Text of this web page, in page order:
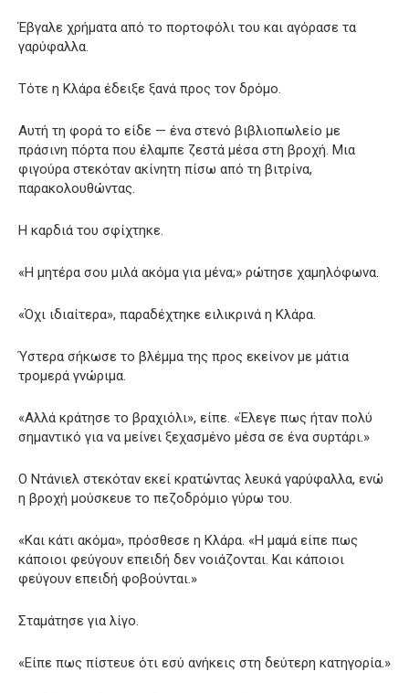
Έβγαλε χρήματα από το πορτοφόλι του και αγόρασε τα
γαρύφαλλα.
Τότε η Κλάρα έδειξε ξανά προς τον δρόμο.
Αυτή τη φορά το είδε — ένα στενό βιβλιοπωλείο με
πράσινη πόρτα που έλαμπε ζεστά μέσα στη βροχή. Μια
φιγούρα στεκόταν ακίνητη πίσω από τη βιτρίνα,
παρακολουθώντας.
Η καρδιά του σφίχτηκε.
«Η μητέρα σου μιλά ακόμα για μένα;» ρώτησε χαμηλόφωνα.
«Όχι ιδιαίτερα», παραδέχτηκε ειλικρινά η Κλάρα.
Ύστερα σήκωσε το βλέμμα της προς εκείνον με μάτια
τρομερά γνώριμα.
«Αλλά κράτησε το βραχιόλι», είπε. «Έλεγε πως ήταν πολύ
σημαντικό για να μείνει ξεχασμένο μέσα σε ένα συρτάρι.»
Ο Ντάνιελ στεκόταν εκεί κρατώντας λευκά γαρύφαλλα, ενώ
η βροχή μούσκευε το πεζοδρόμιο γύρω του.
«Και κάτι ακόμα», πρόσθεσε η Κλάρα. «Η μαμά είπε πως
κάποιοι φεύγουν επειδή δεν νοιάζονται. Και κάποιοι
φεύγουν επειδή φοβούνται.»
Σταμάτησε για λίγο.
«Είπε πως πίστευε ότι εσύ ανήκεις στη δεύτερη κατηγορία.»